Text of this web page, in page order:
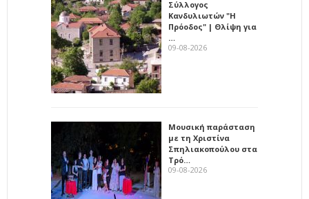
Σύλλογος
Κανδυλιωτών "Η
Πρόοδος" | Θλίψη για
…
09-08-2026
Μουσική παράσταση
με τη Χριστίνα
Σπηλιακοπούλου στα
Τρό…
09-08-2026